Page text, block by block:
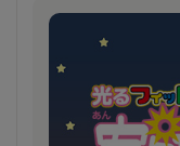
鎖骨から大胸
（当社比）
柔らかいクッシ
ションによって
が軽減されます。